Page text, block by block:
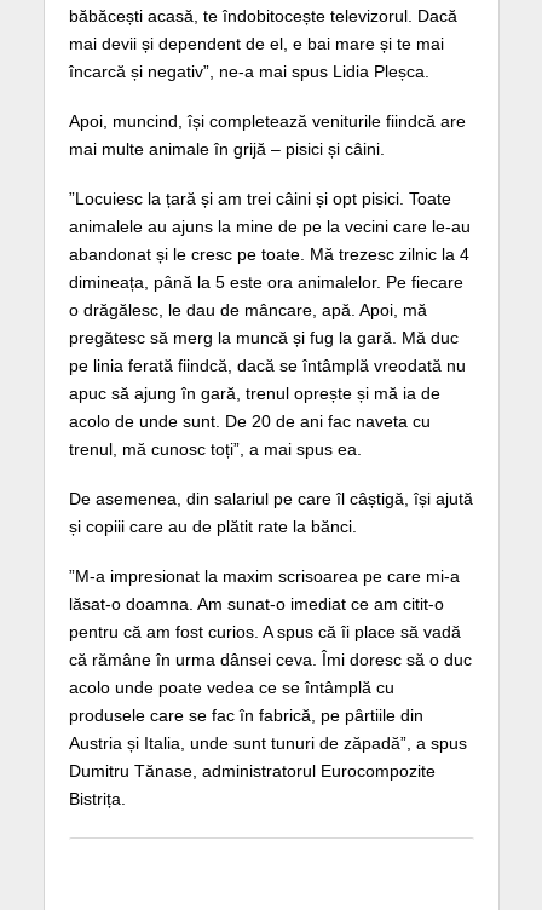
băbăcești acasă, te îndobitocește televizorul. Dacă
mai devii și dependent de el, e bai mare și te mai
încarcă și negativ”, ne-a mai spus Lidia Pleșca.
Apoi, muncind, își completează veniturile fiindcă are
mai multe animale în grijă – pisici și câini.
”Locuiesc la țară și am trei câini și opt pisici. Toate
animalele au ajuns la mine de pe la vecini care le-au
abandonat și le cresc pe toate. Mă trezesc zilnic la 4
dimineața, până la 5 este ora animalelor. Pe fiecare
o drăgălesc, le dau de mâncare, apă. Apoi, mă
pregătesc să merg la muncă și fug la gară. Mă duc
pe linia ferată fiindcă, dacă se întâmplă vreodată nu
apuc să ajung în gară, trenul oprește și mă ia de
acolo de unde sunt. De 20 de ani fac naveta cu
trenul, mă cunosc toți”, a mai spus ea.
De asemenea, din salariul pe care îl câștigă, își ajută
și copiii care au de plătit rate la bănci.
”M-a impresionat la maxim scrisoarea pe care mi-a
lăsat-o doamna. Am sunat-o imediat ce am citit-o
pentru că am fost curios. A spus că îi place să vadă
că rămâne în urma dânsei ceva. Îmi doresc să o duc
acolo unde poate vedea ce se întâmplă cu
produsele care se fac în fabrică, pe pârtiile din
Austria și Italia, unde sunt tunuri de zăpadă”, a spus
Dumitru Tănase, administratorul Eurocompozite
Bistrița.